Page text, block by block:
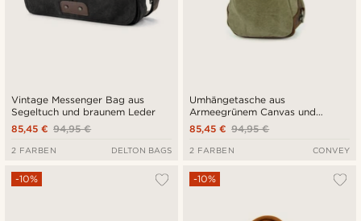
Vintage Messenger Bag aus
Segeltuch und braunem Leder
94,95 €
85,45 €
2 FARBEN DELTON BAGS
Umhängetasche aus
Armeegrünem Canvas und
braunem Leder
94,95 €
85,45 €
2 FARBEN CONVEY
-10% -10%